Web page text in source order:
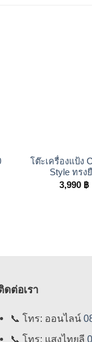
โต๊ะเครื่องแป้ง
Style ทรง
3,990 ฿
ดต่อเรา
📞 โทร: ออนไลน์
📞 โทร: แสงไทยลี